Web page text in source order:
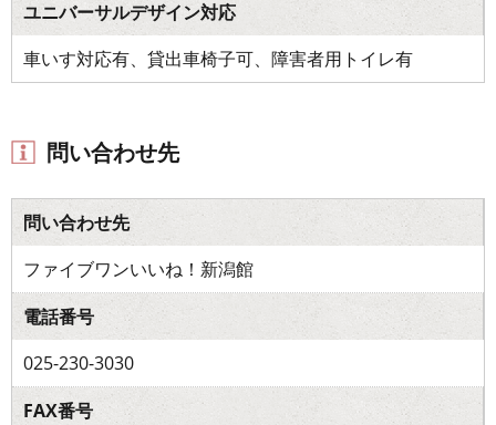
ユニバーサルデザイン対応
車いす対応有、貸出車椅子可、障害者用トイレ有
問い合わせ先
問い合わせ先
ファイブワンいいね！新潟館
電話番号
025-230-3030
FAX番号